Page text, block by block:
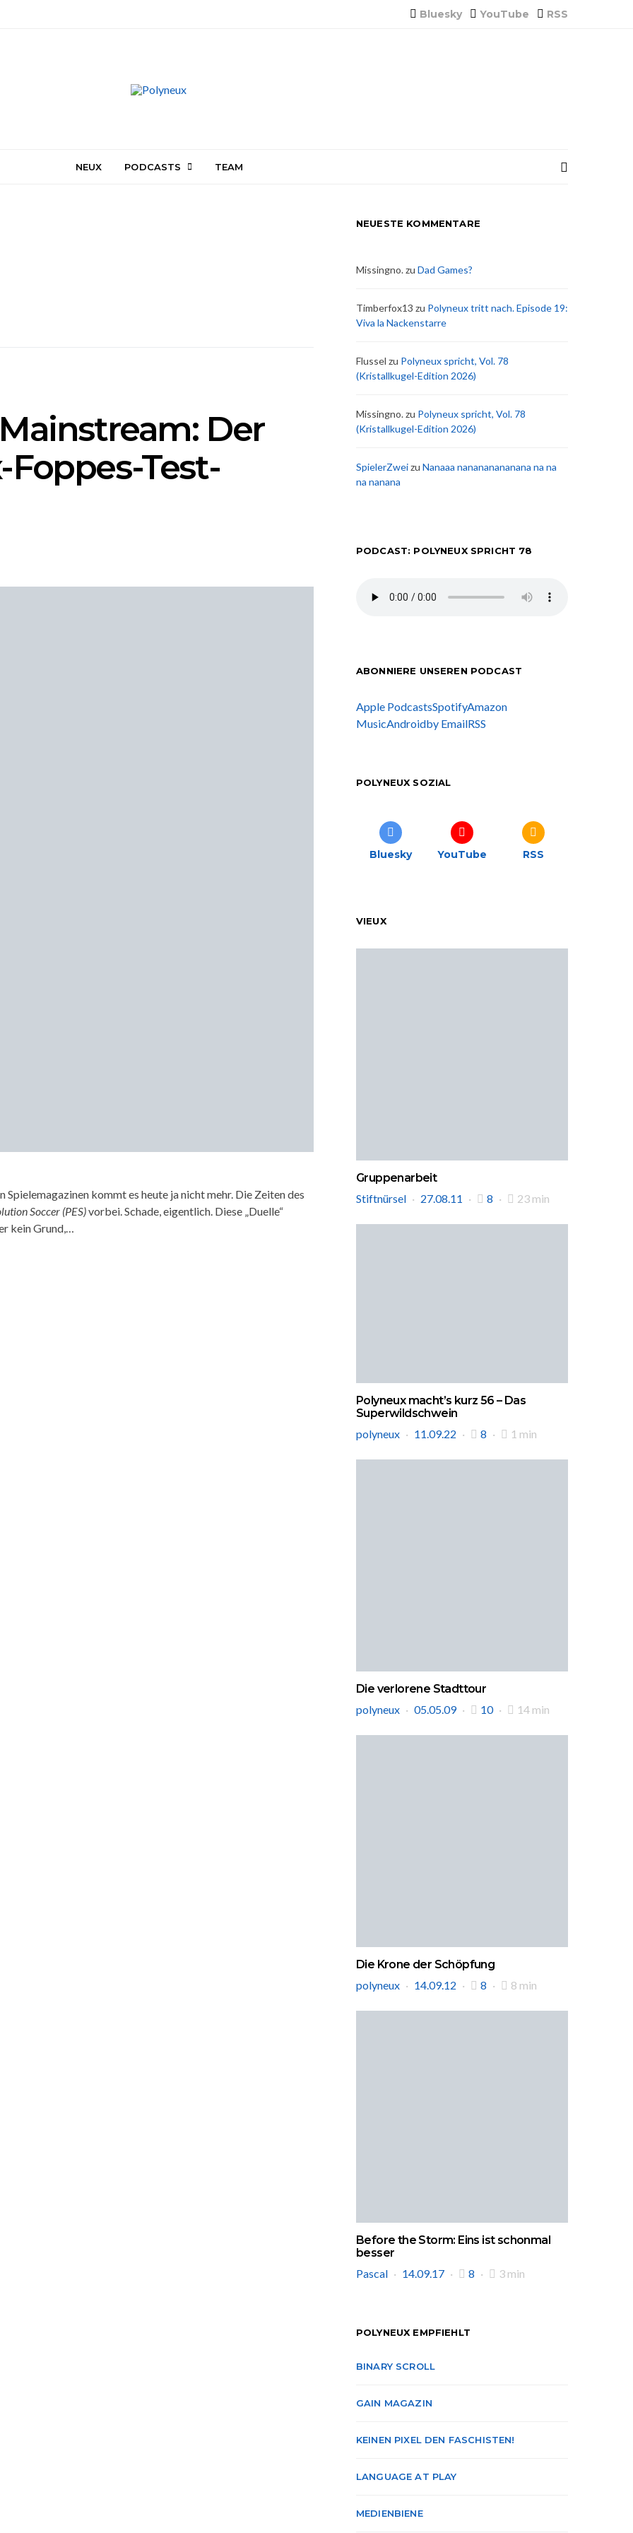
Bluesky YouTube RSS
NEUX PODCASTS TEAM
Der
Test-
kommt es heute ja nicht mehr. Die Zeiten des
Soccer (PES)vorbei. Schade, eigentlich. Diese „Duelle“
kein Grund,…
NEUESTE KOMMENTARE
Missingno.zu Dad Games?
Timberfox13 zu Polyneux tritt nach. Episode 19:
Viva la Nackenstarre
Flussel zu Polyneux spricht, Vol. 78
(Kristallkugel-Edition 2026)
Missingno.zu Polyneux spricht, Vol. 78
(Kristallkugel-Edition 2026)
SpielerZweizu Nanaaa nanananananana na na
na nanana
PODCAST: POLYNEUX SPRICHT 78
ABONNIERE UNSEREN PODCAST
Apple PodcastsSpotifyAmazon
MusicAndroidby EmailRSS
POLYNEUX SOZIAL
Bluesky YouTube RSS
VIEUX
Gruppenarbeit
Stiftnürsel
27.08.11 8 23 min
Polyneux macht’s kurz 56 – Das
Superwildschwein
polyneux
11.09.22 8 1 min
Die verlorene Stadttour
polyneux
05.05.09 10 14 min
Die Krone der Schöpfung
polyneux
14.09.12 8 8 min
Before the Storm: Eins ist schonmal
besser
Pascal
14.09.17 8 3 min
POLYNEUX EMPFIEHLT
BINARY SCROLL
GAIN MAGAZIN
KEINEN PIXEL DEN FASCHISTEN!
LANGUAGE AT PLAY
MEDIENBIENE